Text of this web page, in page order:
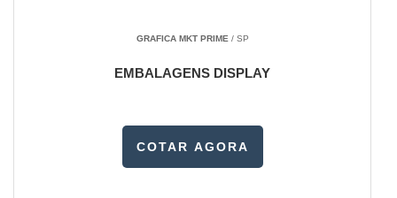
GRAFICA MKT PRIME/ SP
EMBALAGENS DISPLAY
COTAR AGORA